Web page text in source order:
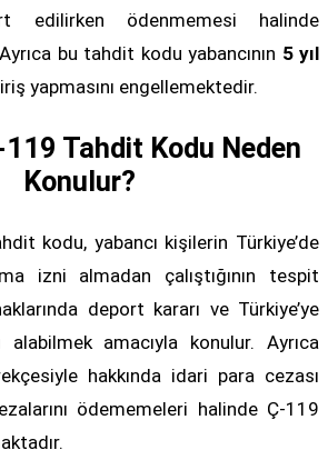
edilirken ödenmemesi halinde
bu tahdit kodu yabancının 5 yıl
yapmasını engellemektedir.
Tahdit Kodu Neden
Konulur?
kodu, yabancı kişilerin Türkiye’de
izni almadan çalıştığının tespit
deport kararı ve Türkiye’ye
alabilmek amacıyla konulur. Ayrıca
hakkında idari para cezası
ödememeleri halinde Ç-119